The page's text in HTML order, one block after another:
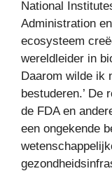
National
Administration
ecosysteem
wereldleider in
Daarom wilde ik
bestuderen.’ De
de FDA en
een ongekende